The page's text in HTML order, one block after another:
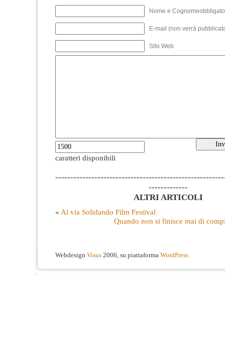
Nome e
E-mail (non verrà
Sito Web
caratteri disponibili
-------------
ALTRI ARTICOLI
« Al via Solidando Film Festival
Quando non si finisce mai di
Webdesign Visus 2006, su piattaforma WordPress